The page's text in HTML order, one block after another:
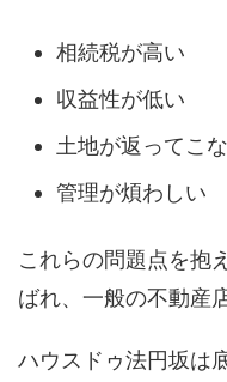
相続税が高い
収益性が低い
土地が返ってこ
管理が煩わしい
これらの問題点を抱
ばれ、一般の不動産
ハウスドゥ法円坂は